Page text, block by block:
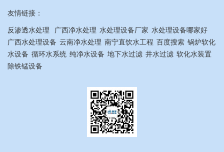
友情链接：
反渗透水处理 广西净水处理 水处理设备厂家 水处理设备哪家好
广西水处理设备 云南净水处理 南宁直饮水工程 百度搜索 锅炉软化
水设备 循环水系统 纯净水设备 地下水过滤 井水过滤 软化水装置
除铁锰设备